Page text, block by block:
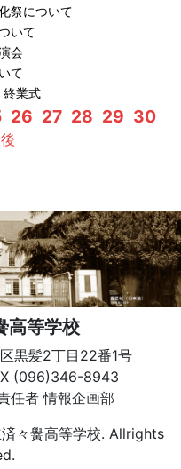
祭について
いて
会
て
終業式
26 27 28 29 30
高等学校
黒髪2丁目22番1号
(096)346-8943
任者 情報企画部
々黌高等学校. Allrights